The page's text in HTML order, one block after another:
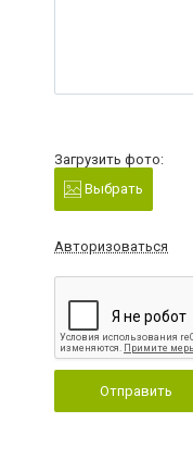
Загрузить фото:
Выбрать
Авторизоваться
Отправить